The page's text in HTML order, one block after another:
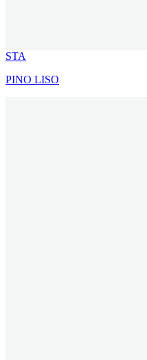
STA
PINO LISO